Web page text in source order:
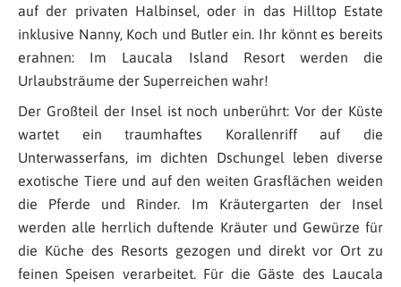
auf der privaten Halbinsel, oder in das Hilltop Estate
inklusive Nanny, Koch und Butler ein. Ihr könnt es bereits
erahnen: Im Laucala Island Resort werden die
Urlaubsträume der Superreichen wahr!
Der Großteil der Insel ist noch unberührt: Vor der Küste
wartet ein traumhaftes Korallenriff auf die
Unterwasserfans, im dichten Dschungel leben diverse
exotische Tiere und auf den weiten Grasflächen weiden
die Pferde und Rinder. Im Kräutergarten der Insel
werden alle herrlich duftende Kräuter und Gewürze für
die Küche des Resorts gezogen und direkt vor Ort zu
feinen Speisen verarbeitet. Für die Gäste des Laucala